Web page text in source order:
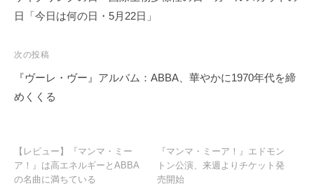
ナ
ゲ
ー
シ
日「今日は何の日・5月22日」
次の投稿
『ヴーレ・ヴー』アルバム：ABBA、華やかに1970年代を締
めくくる
【レビュー】『マンマ・ミー
ア！』は高エネルギーとABBA
の名曲に満ちている
『マンマ・ミーア！』エドモン
トン公演、来週よりチケット発
売開始